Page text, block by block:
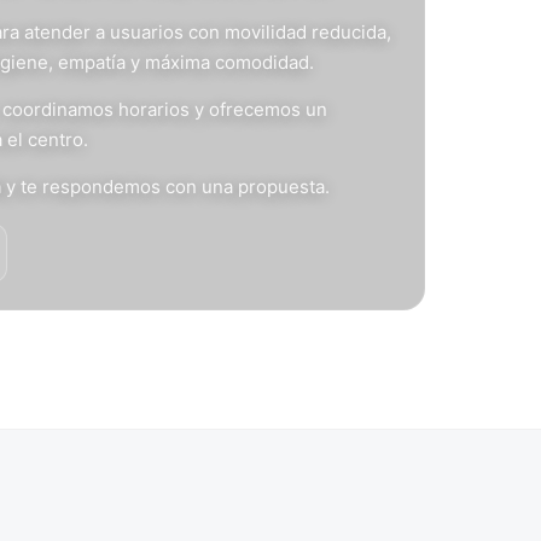
atender a usuarios con movilidad reducida,
empatía y máxima comodidad.
horarios y ofrecemos un
el centro.
y te respondemos con una propuesta.